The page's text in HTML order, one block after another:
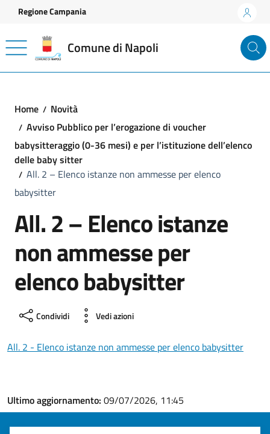
Vai ai contenuti
Vai al footer
Regione Campania
Comune di Napoli
Home
Novità
Avviso Pubblico per l’erogazione di voucher
babysitteraggio (0-36 mesi) e per l’istituzione dell’elenco
delle baby sitter
All. 2 – Elenco istanze non ammesse per elenco
babysitter
All. 2 – Elenco istanze
non ammesse per
elenco babysitter
Condividi Vedi azioni
All. 2 - Elenco istanze non ammesse per elenco babysitter
Ultimo aggiornamento: 09/07/2026, 11:45